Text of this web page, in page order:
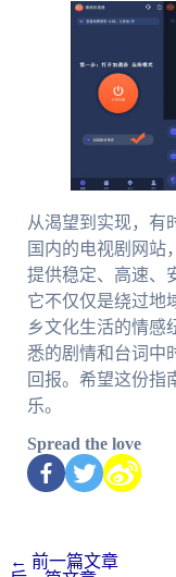
从渴望到实现，有
国内的电视剧网站
提供稳定、高速、
它不仅仅是绕过地
乡文化生活的情感
悉的剧情和台词中
回报。希望这份指
乐。
Spread the love
← 前一篇文章